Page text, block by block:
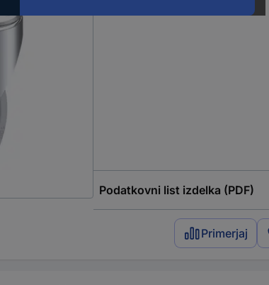
Podatkovni list izdelka (PDF)
Primerjaj